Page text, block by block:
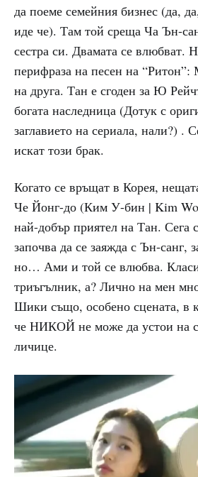
да поеме семейния бизнес (да,
иде че). Там той среща Ча Ън-
сестра си. Двамата се влюбват.
перифраза на песен на “Ритон”:
на друга. Тан е сгоден за Ю
богата наследница (Дотук с
заглавието на сериала, нали?) .
искат този брак.
Когато се връщат в Корея,
Че Йонг-до (Ким У-бин | Kim
най-добър приятел на Тан. Сега
започва да се заяжда с Ън-санг,
но… Ами и той се влюбва.
триъгълник, а? Лично на мен
Шики също, особено сцената, в
че НИКОЙ не може да устои на
личице.